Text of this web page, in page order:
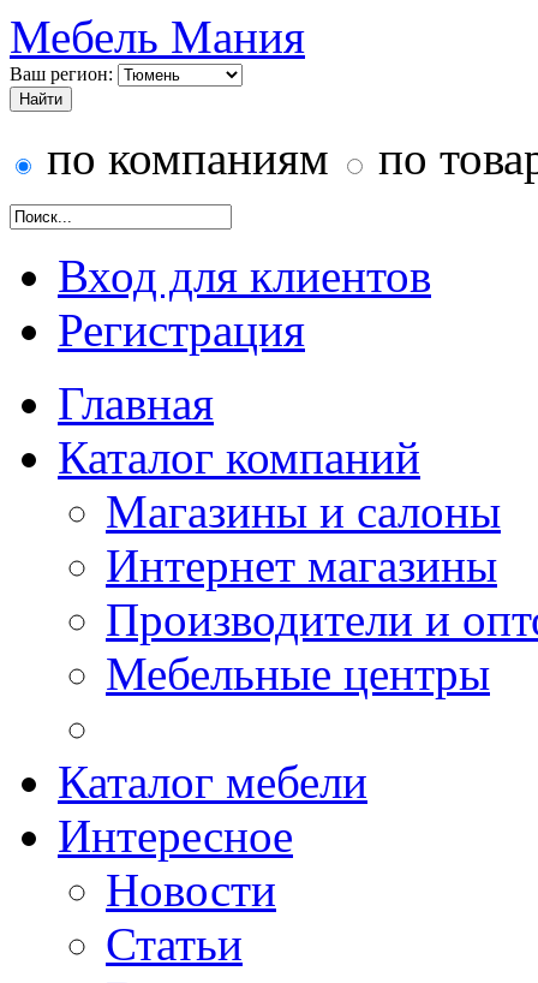
Мебель Мания
Ваш регион:
по компаниям по
Вход для клиентов
Регистрация
Главная
Каталог компаний
Магазины и салоны
Интернет магазины
Производители и
Мебельные центры
Каталог мебели
Интересное
Новости
Статьи